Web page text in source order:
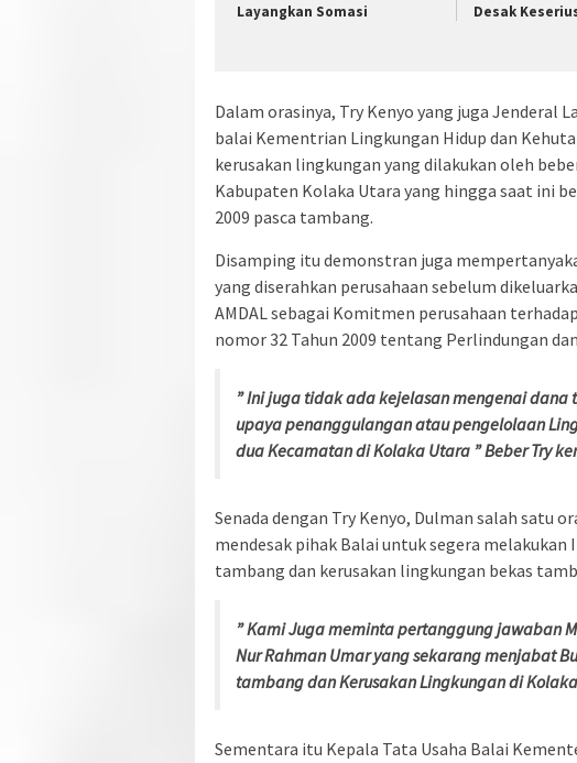
Layangkan Somasi
Desak
Dalam orasinya, Try Kenyo yang juga Jenderal
balai Kementrian Lingkungan Hidup dan
kerusakan lingkungan yang dilakukan oleh
Kabupaten Kolaka Utara yang hingga saat ini
2009 pasca tambang.
Disamping itu demonstran juga
yang diserahkan perusahaan sebelum
AMDAL sebagai Komitmen perusahaan
nomor 32 Tahun 2009 tentang Perlindungan
” Ini juga tidak ada kejelasan mengenai
upaya penanggulangan atau pengelolaan
dua Kecamatan di Kolaka Utara ” Beber Try
Senada dengan Try Kenyo, Dulman salah satu
mendesak pihak Balai untuk segera melakukan
tambang dan kerusakan lingkungan bekas
” Kami Juga meminta pertanggung jawaban
Nur Rahman Umar yang sekarang menjabat
tambang dan Kerusakan Lingkungan di
Sementara itu Kepala Tata Usaha Balai